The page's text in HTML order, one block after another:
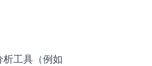
工具（例如